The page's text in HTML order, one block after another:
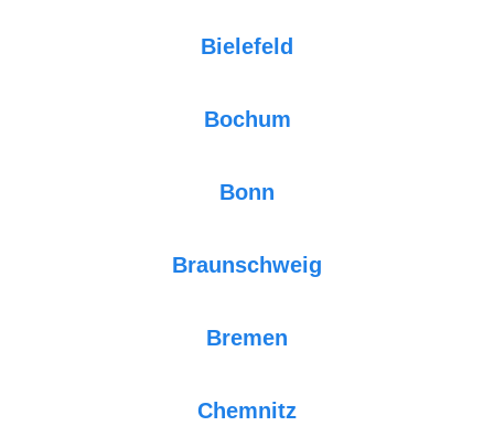
Bielefeld
Bochum
Bonn
Braunschweig
Bremen
Chemnitz